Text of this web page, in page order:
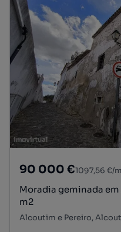
90 000 €1097,56 €/
Moradia geminada
m2
Alcoutim e Pereiro,